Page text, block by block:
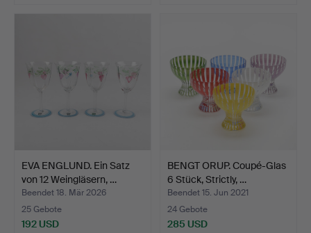
EVA ENGLUND. Ein Satz
von 12 Weingläsern, …
Beendet 18. Mär 2026
25 Gebote
192 USD
BENGT ORUP. Coupé-Glas
6 Stück, Strictly, …
Beendet 15. Jun 2021
24 Gebote
285 USD